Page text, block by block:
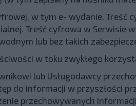
w tym e- wydanie. Treść
Treść cyfrowa w Serwisie
lub bez takich
w toku zwykłego
lub Usługodawcy
do informacji w przyszłości
przechowywanych